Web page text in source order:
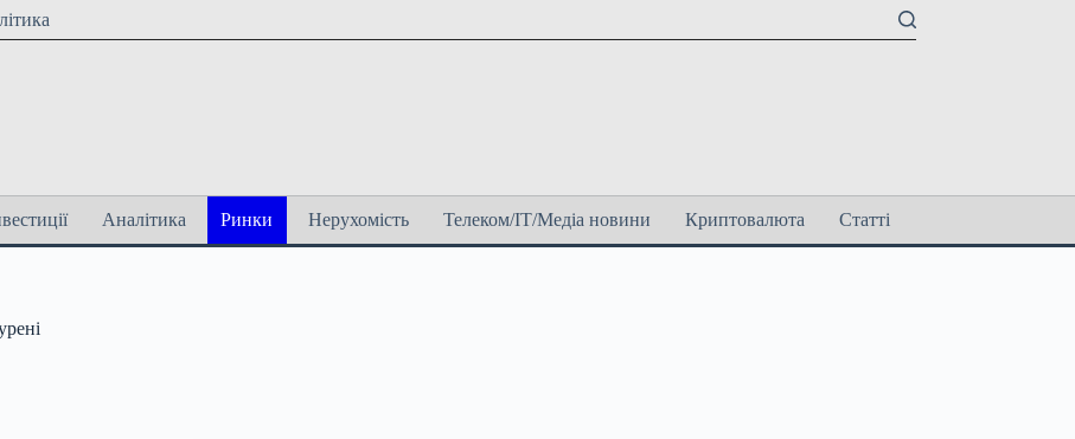
Аналітика Ринки Нерухомість Телеком/ІТ/Медіа новини Криптовалюта Статті